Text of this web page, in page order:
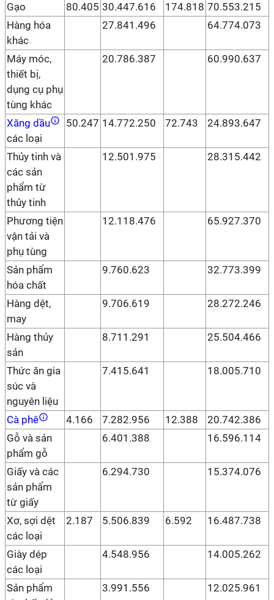
Gạo 80.405 30.447.616 174.818 70.553.215
Hàng hóa
khác
27.841.496 64.774.073
Máy móc,
thiết bị,
dụng cụ phụ
tùng khác
20.786.387 60.990.637
Xăng dầu
các loại
50.247 14.772.250 72.743 24.893.647
Thủy tinh và
các sản
phẩm từ
thủy tinh
12.501.975 28.315.442
Phương tiện
vận tải và
phụ tùng
12.118.476 65.927.370
Sản phẩm
hóa chất
9.760.623 32.773.399
Hàng dệt,
may
9.706.619 28.272.246
Hàng thủy
sản
8.711.291 25.504.466
Thức ăn gia
súc và
nguyên liệu
7.415.641 18.005.710
Cà phê 4.166 7.282.956 12.388
20.742.386
Gỗ và sản
phẩm gỗ
6.401.388 16.596.114
Giấy và các
sản phẩm
từ giấy
6.294.730 15.374.076
Xơ, sợi dệt
các loại
2.187 5.506.839 6.592 16.487.738
Giày dép
các loại
4.548.956 14.005.262
Sản phẩm
3.991.556 12.025.961